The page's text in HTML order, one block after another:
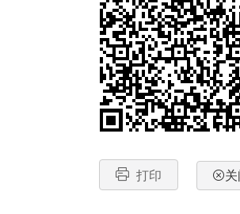
打印 关